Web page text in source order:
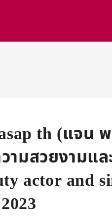
th (แจ
มสวยงามแล
actor and